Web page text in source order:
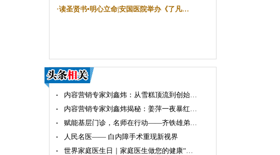
·读圣贤书•明心立命|安国医院举办《了凡…
内容营销专家刘鑫炜：从雪糕顶流到创始…
内容营销专家刘鑫炜揭秘：姜萍一夜暴红…
赋能基层门诊，名师在行动——齐铁雄弟…
人民名医—— 白内障手术重现新视界
世界家庭医生日｜家庭医生做您的健康“…